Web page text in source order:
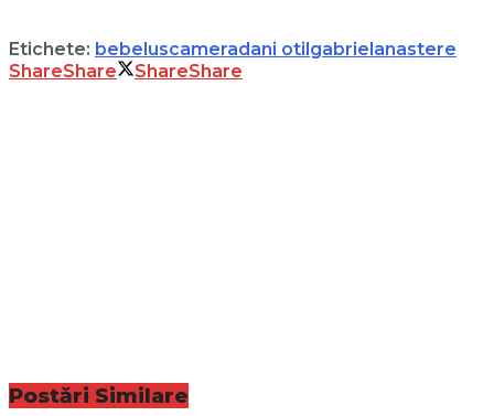
Etichete: bebeluscameradani otil gabrielanastere
ShareShare ShareShare
Postări Similare